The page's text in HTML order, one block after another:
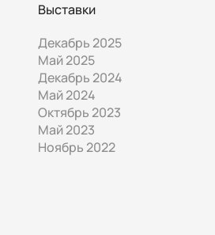
Выставки
Декабрь 2025
Май 2025
Декабрь 2024
Май 2024
Октябрь 2023
Май 2023
Ноябрь 2022